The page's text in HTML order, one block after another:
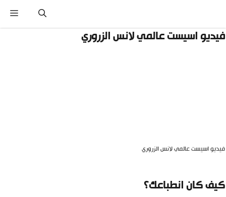
اسيست عالمي لانس الزروري
اسيست عالمي لانس الزروري
كان انطباعك؟